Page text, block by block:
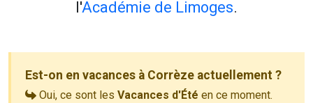
l'Académie de Limoges.
Est-on en vacances à Corrèze actuellement ?
Oui, ce sont les Vacances d'Été en ce moment.